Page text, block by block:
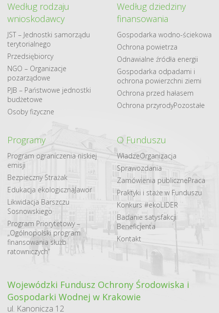
Według rodzaju
wnioskodawcy
JST – Jednostki samorządu
terytorialnego
Przedsiębiorcy
NGO – Organizacje
pozarządowe
PJB – Państwowe jednostki
budżetowe
Osoby fizyczne
Według dziedziny
finansowania
Gospodarka​ wodno​-ściekowa
Ochrona powietrza
Odnawialne​ źródła​ energii
Gospodarka odpadami i
ochrona powierzchni ziemi
Ochrona przed hałasem
Ochrona przyrodyPozostałe
Programy
Program ograniczenia niskiej
emisji
Bezpieczny Strażak
Edukacja ekologicznaJawor
Likwidacja Barszczu
Sosnowskiego
Program Priorytetowy –
„Ogólnopolski program
finansowania służb
ratowniczych”
O Funduszu
WładzeOrganizacja
Sprawozdania
Zamówienia publicznePraca
Praktyki i staże w Funduszu
Konkurs #ekoLIDER
Badanie satysfakcji
Beneficjenta
Kontakt
Wojewódzki Fundusz Ochrony Środowiska i
Gospodarki Wodnej w Krakowie
ul. Kanonicza 12